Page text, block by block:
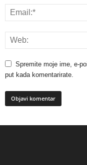
Spremite moje ime, e-
put kada komentarirate.